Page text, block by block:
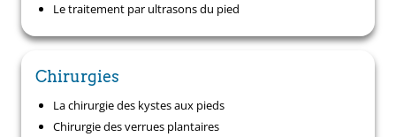
Le traitement par ultrasons du pied
Chirurgies
La chirurgie des kystes aux pieds
Chirurgie des verrues plantaires